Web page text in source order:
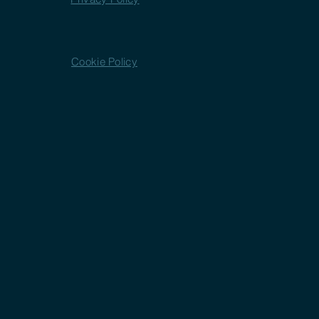
Cookie Policy